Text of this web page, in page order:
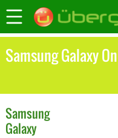
Samsung Galaxy
Samsung
Galaxy